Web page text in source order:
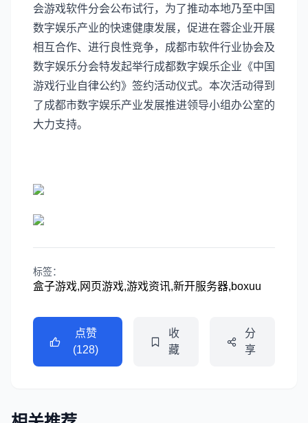
会游戏软件分会公布试行，为了推动本地乃至中国
数字娱乐产业的快速健康发展，促进在蓉企业开展
相互合作、进行良性竞争，成都市软件行业协会及
数字娱乐分会特发起举行成都数字娱乐企业《中国
游戏行业自律公约》签约活动仪式。本次活动得到
了成都市数字娱乐产业发展推进领导小组办公室的
大力支持。
标签：
盒子游戏,网页游戏,游戏资讯,新开服务器,boxuu
点赞
(128)
收
藏
分
享